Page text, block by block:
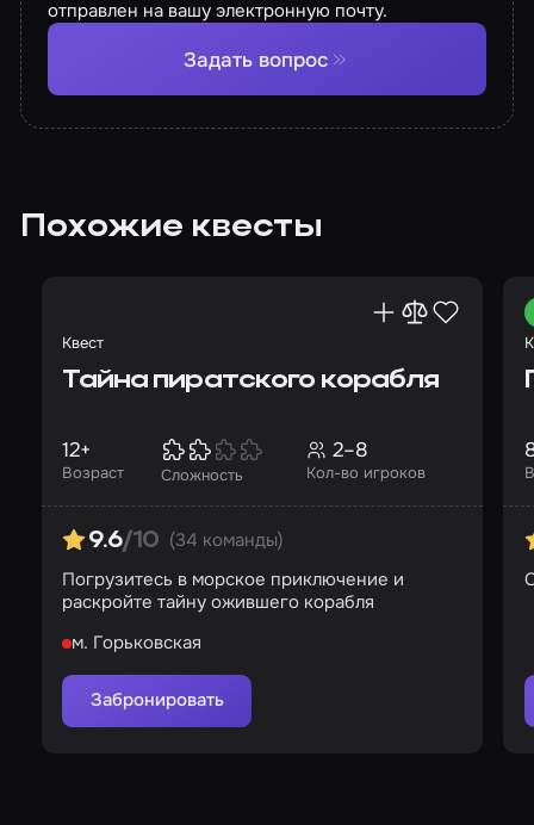
отправлен на вашу электронную почту.
Задать вопрос
Похожие квесты
Квест
Тайна пиратского корабля
Возраст
12+
Сложность Кол-во игроков
2–8
9.6/10 (34 команды)
Погрузитесь в морское приключение и
раскройте тайну ожившего корабля
м. Горьковская
Забронировать